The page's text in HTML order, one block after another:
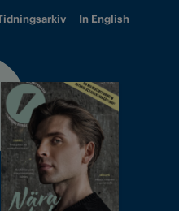
In English